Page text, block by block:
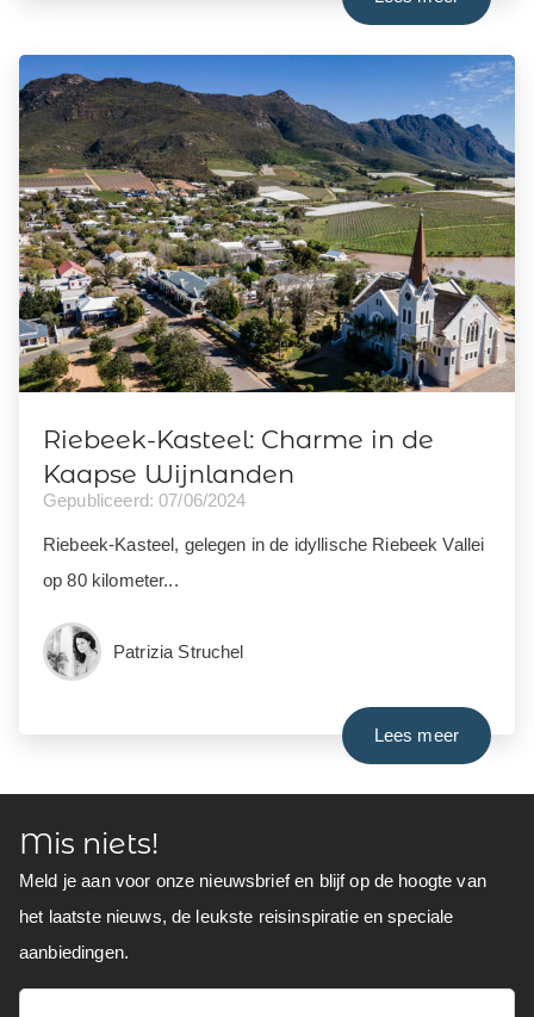
Riebeek-Kasteel: Charme in de
Kaapse Wijnlanden
Gepubliceerd: 07/06/2024
Riebeek-Kasteel, gelegen in de idyllische Riebeek Vallei
op 80 kilometer...
Patrizia Struchel
Lees meer
Mis niets!
Meld je aan voor onze nieuwsbrief en blijf op de hoogte van
het laatste nieuws, de leukste reisinspiratie en speciale
aanbiedingen.